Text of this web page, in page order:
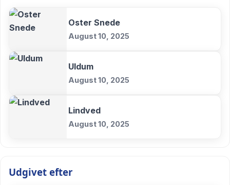
Oster Snede
August 10, 2025
Uldum
August 10, 2025
Lindved
August 10, 2025
Udgivet efter